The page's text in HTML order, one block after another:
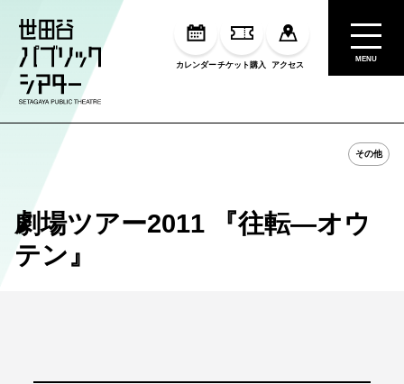
カレンダーチケット購入 アクセス
MENU
その他
劇場ツアー2011 『往転―オウ
テン』